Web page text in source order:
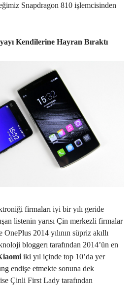
Snapdragon 810 işlemcisinden
Kendilerine Hayran Bıraktı
firmaları iyi bir yılı geride
listenin yarısı Çin merkezli firmalar
2014 yılının süpriz akıllı
bloggerı tarafından 2014’ün en
iki yıl içinde top 10’da yer
endişe etmekte sonuna dek
Çinli First Lady tarafından